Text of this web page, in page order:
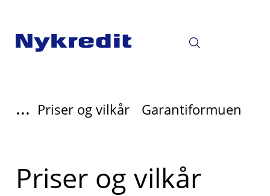
... Priser og vilkår Garantiformuen
Læs
Priser og vilkår